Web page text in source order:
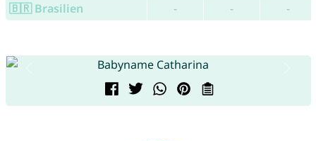
🇧🇷 Brasilien
- - -